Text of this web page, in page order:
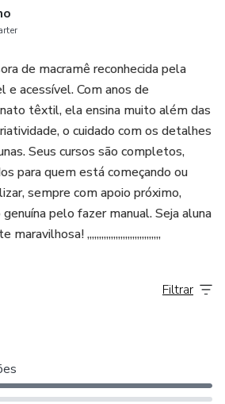
de macramê reconhecida pela
e acessível. Com anos de
têxtil, ela ensina muito além das
o cuidado com os detalhes
Seus cursos são completos,
para quem está começando ou
sempre com apoio próximo,
pelo fazer manual. Seja aluna
,,,,,,,,,,,,,,,,,,,,,,,,,,,,,,,
Filtrar